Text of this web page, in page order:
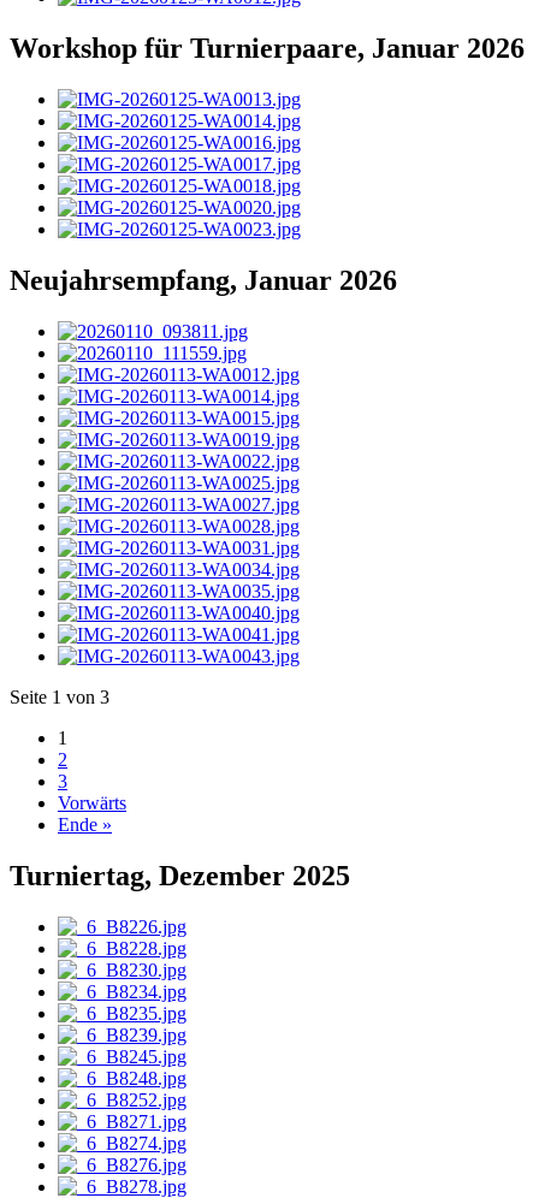
Workshop für Turnierpaare, Januar 2026
Neujahrsempfang, Januar 2026
Seite 1 von 3
1
2
3
Vorwärts
Ende »
Turniertag, Dezember 2025